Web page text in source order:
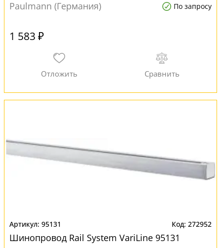
Paulmann (Германия) По запросу
1 583 ₽
95131 272952
Шинопровод Rail System VariLine 95131